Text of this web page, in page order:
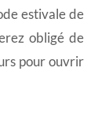
estivale de
obligé de
pour ouvrir